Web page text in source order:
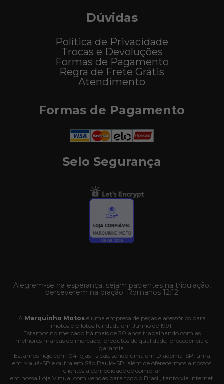
Dúvidas
Política de Privacidade
Trocas e Devoluções
Formas de Pagamento
Regra de Frete Grátis
Atendimento
Formas de Pagamento
Selo Segurança
Alegrem-se na esperança, sejam pacientes na tribulação,
perseverem na oração. Romanos 12:12
A Marquinho Motosé uma empresa de peças e acessórios para
motos e pilotos fundada em Junho de 1991.
Estamos no mercado há mais de 30 anos trabalhando com as
melhores marcas do mercado, produtos de qualidade, procedência e
garantia.
Estamos hoje com 04 lojas físicas, sendo uma em Diadema-SP, uma
em Mauá-SP e outra em São Paulo-SP, além de oferecermos a nossos
clientes a comodidade de comprar
em nossa Loja Virtual com vendas para todo o Brasil, tanto via internet